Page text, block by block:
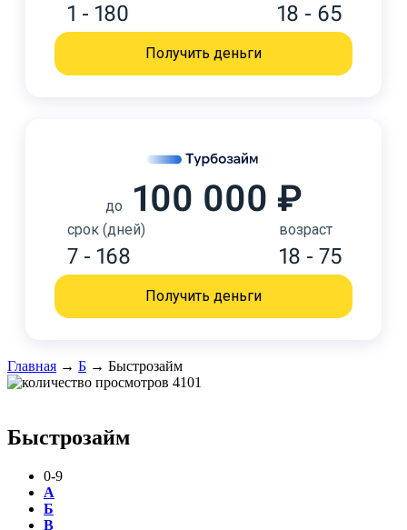
1 - 180 18 - 65
Получить деньги
до 100 000 ₽
срок (дней)
7 - 168
возраст
18 - 75
Получить деньги
Главная → Б → Быстрозайм
4101
Быстрозайм
0-9
А
Б
В